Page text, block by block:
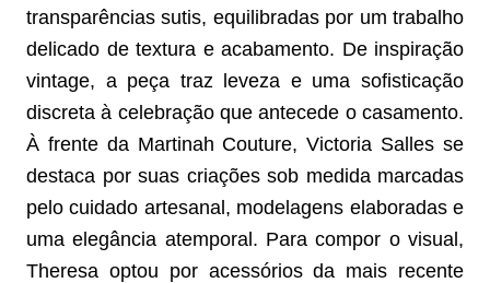
transparências sutis, equilibradas por um trabalho
delicado de textura e acabamento. De inspiração
vintage, a peça traz leveza e uma sofisticação
discreta à celebração que antecede o casamento.
À frente da Martinah Couture, Victoria Salles se
destaca por suas criações sob medida marcadas
pelo cuidado artesanal, modelagens elaboradas e
uma elegância atemporal. Para compor o visual,
Theresa optou por acessórios da mais recente